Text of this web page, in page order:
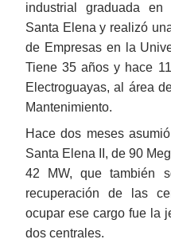
industrial graduada
Santa Elena y realizó
de Empresas en la
Tiene 35 años y hace
Electroguayas, al área
Mantenimiento.
Hace dos meses
Santa Elena II, de 90
42 MW, que también
recuperación de las
ocupar ese cargo fue la
dos centrales.